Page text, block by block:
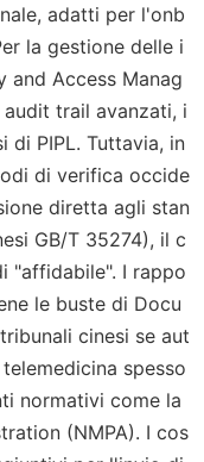
adatti per l'onb
la gestione delle i
and Access Manag
trail avanzati, i
di PIPL. Tuttavia, in
di verifica occide
diretta agli stan
GB/T 35274), il c
"affidabile". I rappo
le buste di Docu
cinesi se aut
spesso
normativi come la
(NMPA). I cos